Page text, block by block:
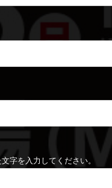
字を入力してください。